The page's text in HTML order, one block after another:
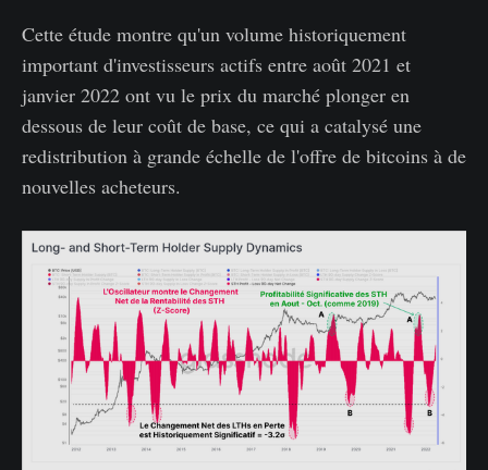
Cette étude montre qu'un volume historiquement
important d'investisseurs actifs entre août 2021 et
janvier 2022 ont vu le prix du marché plonger en
dessous de leur coût de base, ce qui a catalysé une
redistribution à grande échelle de l'offre de bitcoins à de
nouvelles acheteurs.